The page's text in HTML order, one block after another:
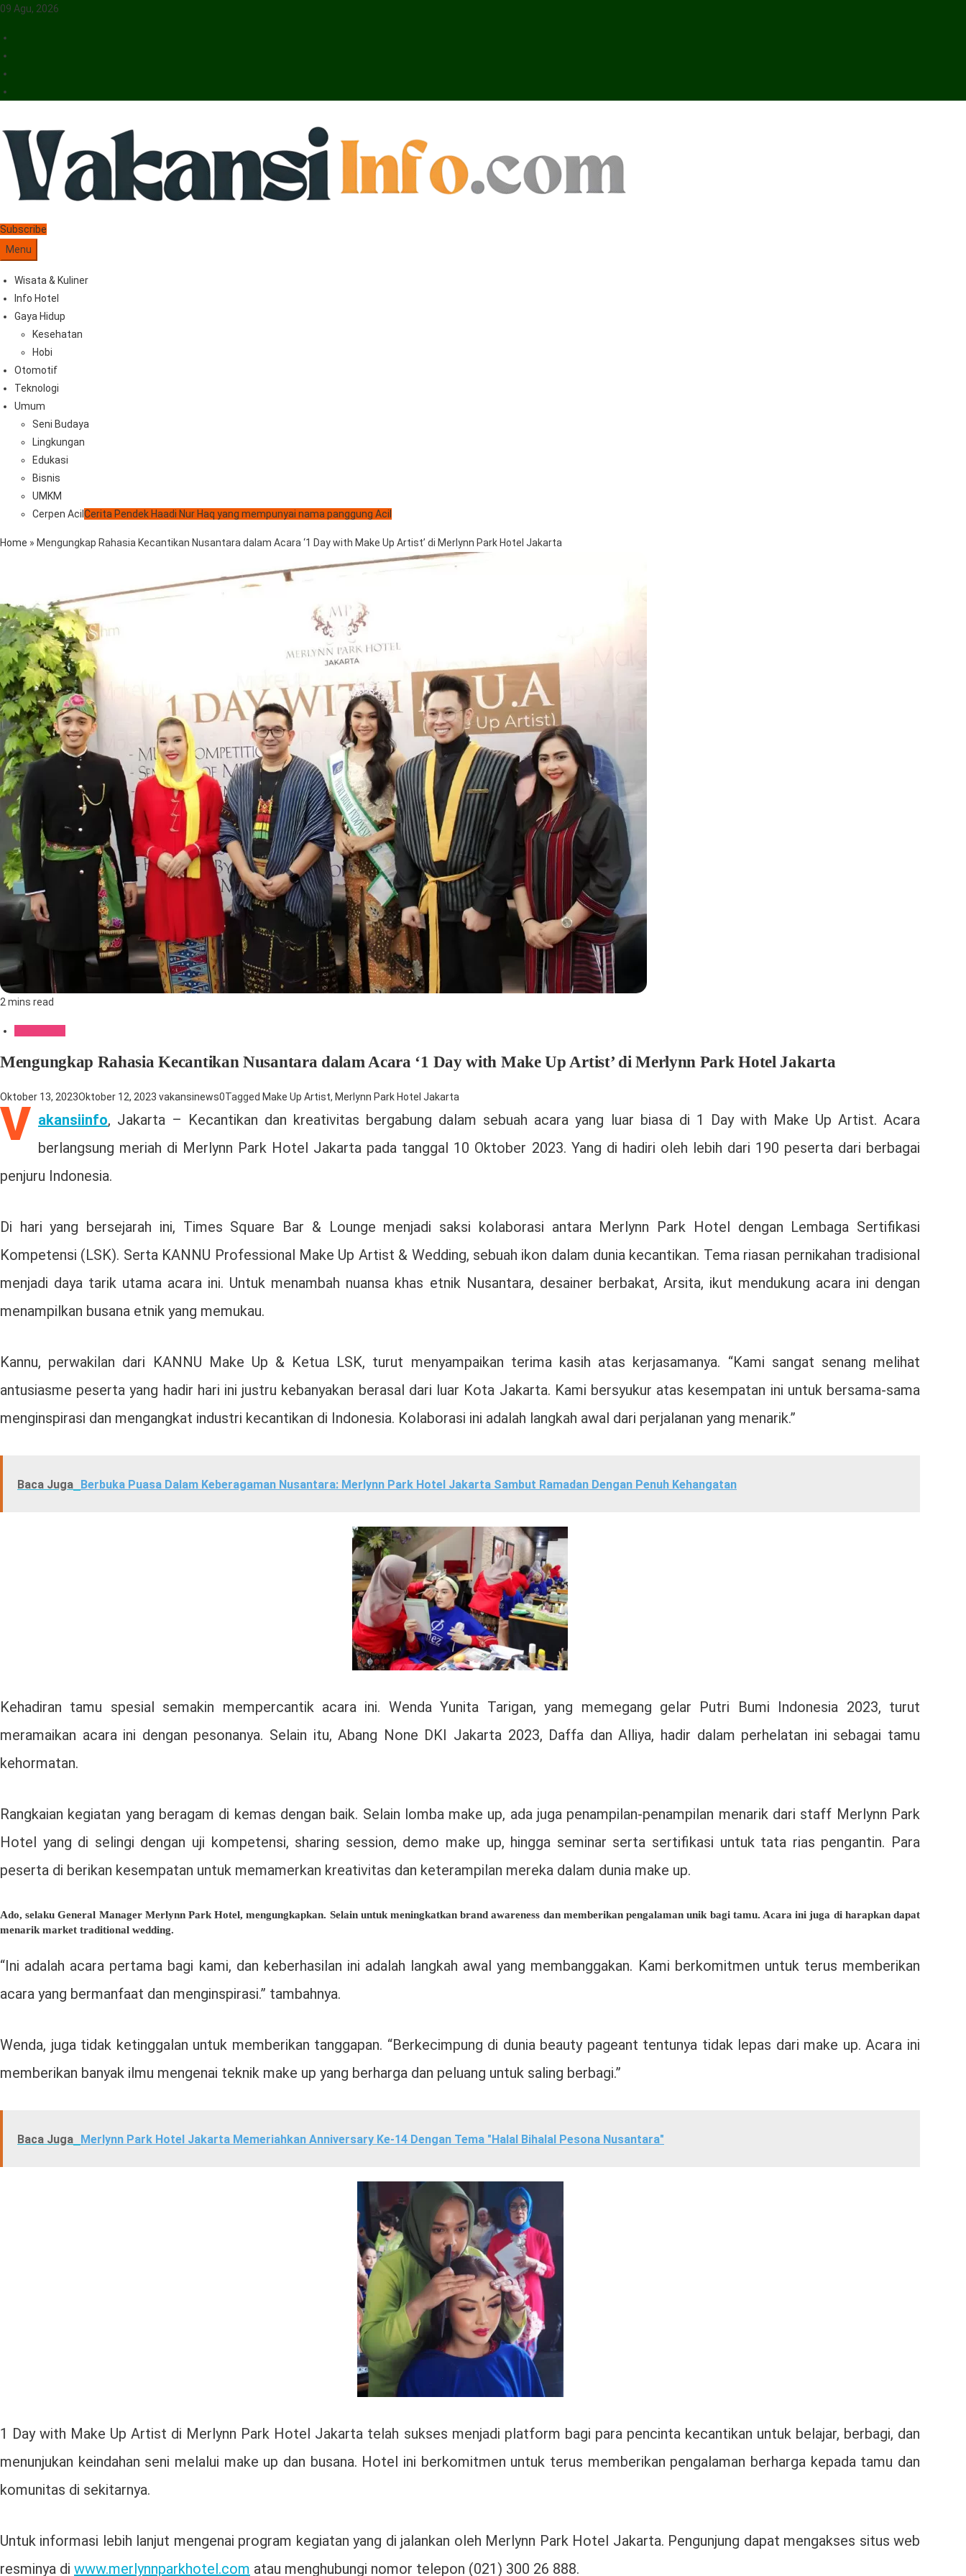
09 Agu, 2026
Vakansiinfo
Menyajikan Berita Serta Informasi Seputar Pariwisata Dan Hotel
Subscribe
Menu
Wisata & Kuliner
Info Hotel
Gaya Hidup
Kesehatan
Hobi
Otomotif
Teknologi
Umum
Seni Budaya
Lingkungan
Edukasi
Bisnis
UMKM
Cerpen Acil Cerita Pendek Haadi Nur Haq yang mempunyai nama panggung Acil
Home » Mengungkap Rahasia Kecantikan Nusantara dalam Acara ‘1 Day with Make Up Artist’ di Merlynn Park Hotel Jakarta
2 mins read
Mengungkap Rahasia Kecantikan Nusantara dalam Acara ‘1 Day with Make Up Artist’ di Merlynn Park Hotel Jakarta
Oktober 13, 2023Oktober 12, 2023 vakansinews0Tagged Make Up Artist, Merlynn Park Hotel Jakarta
V akansiinfo, Jakarta – Kecantikan dan kreativitas bergabung dalam sebuah acara yang luar biasa di 1 Day with Make Up Artist. Acara
berlangsung meriah di Merlynn Park Hotel Jakarta pada tanggal 10 Oktober 2023. Yang di hadiri oleh lebih dari 190 peserta dari berbagai
penjuru Indonesia.
Di hari yang bersejarah ini, Times Square Bar & Lounge menjadi saksi kolaborasi antara Merlynn Park Hotel dengan Lembaga Sertifikasi
Kompetensi (LSK). Serta KANNU Professional Make Up Artist & Wedding, sebuah ikon dalam dunia kecantikan. Tema riasan pernikahan tradisional
menjadi daya tarik utama acara ini. Untuk menambah nuansa khas etnik Nusantara, desainer berbakat, Arsita, ikut mendukung acara ini dengan
menampilkan busana etnik yang memukau.
Kannu, perwakilan dari KANNU Make Up & Ketua LSK, turut menyampaikan terima kasih atas kerjasamanya. “Kami sangat senang melihat
antusiasme peserta yang hadir hari ini justru kebanyakan berasal dari luar Kota Jakarta. Kami bersyukur atas kesempatan ini untuk bersama-sama
menginspirasi dan mengangkat industri kecantikan di Indonesia. Kolaborasi ini adalah langkah awal dari perjalanan yang menarik.”
Baca Juga Berbuka Puasa Dalam Keberagaman Nusantara: Merlynn Park Hotel Jakarta Sambut Ramadan Dengan Penuh Kehangatan
Kehadiran tamu spesial semakin mempercantik acara ini. Wenda Yunita Tarigan, yang memegang gelar Putri Bumi Indonesia 2023, turut
meramaikan acara ini dengan pesonanya. Selain itu, Abang None DKI Jakarta 2023, Daffa dan Alliya, hadir dalam perhelatan ini sebagai tamu
kehormatan.
Rangkaian kegiatan yang beragam di kemas dengan baik. Selain lomba make up, ada juga penampilan-penampilan menarik dari staff Merlynn Park
Hotel yang di selingi dengan uji kompetensi, sharing session, demo make up, hingga seminar serta sertifikasi untuk tata rias pengantin. Para
peserta di berikan kesempatan untuk memamerkan kreativitas dan keterampilan mereka dalam dunia make up.
Ado, selaku General Manager Merlynn Park Hotel, mengungkapkan. Selain untuk meningkatkan brand awareness dan memberikan pengalaman unik bagi tamu. Acara ini juga di harapkan dapat
menarik market traditional wedding.
“Ini adalah acara pertama bagi kami, dan keberhasilan ini adalah langkah awal yang membanggakan. Kami berkomitmen untuk terus memberikan
acara yang bermanfaat dan menginspirasi.” tambahnya.
Wenda, juga tidak ketinggalan untuk memberikan tanggapan. “Berkecimpung di dunia beauty pageant tentunya tidak lepas dari make up. Acara ini
memberikan banyak ilmu mengenai teknik make up yang berharga dan peluang untuk saling berbagi.”
Baca Juga Merlynn Park Hotel Jakarta Memeriahkan Anniversary Ke-14 Dengan Tema "Halal Bihalal Pesona Nusantara"
1 Day with Make Up Artist di Merlynn Park Hotel Jakarta telah sukses menjadi platform bagi para pencinta kecantikan untuk belajar, berbagi, dan
menunjukan keindahan seni melalui make up dan busana. Hotel ini berkomitmen untuk terus memberikan pengalaman berharga kepada tamu dan
komunitas di sekitarnya.
Untuk informasi lebih lanjut mengenai program kegiatan yang di jalankan oleh Merlynn Park Hotel Jakarta. Pengunjung dapat mengakses situs web
resminya di www.merlynnparkhotel.com atau menghubungi nomor telepon (021) 300 26 888.